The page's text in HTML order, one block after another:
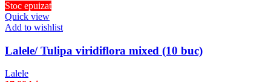
Stoc epuizat
Quick view
Add to wishlist
Lalele/ Tulipa viridiflora mixed (10 buc)
Lalele